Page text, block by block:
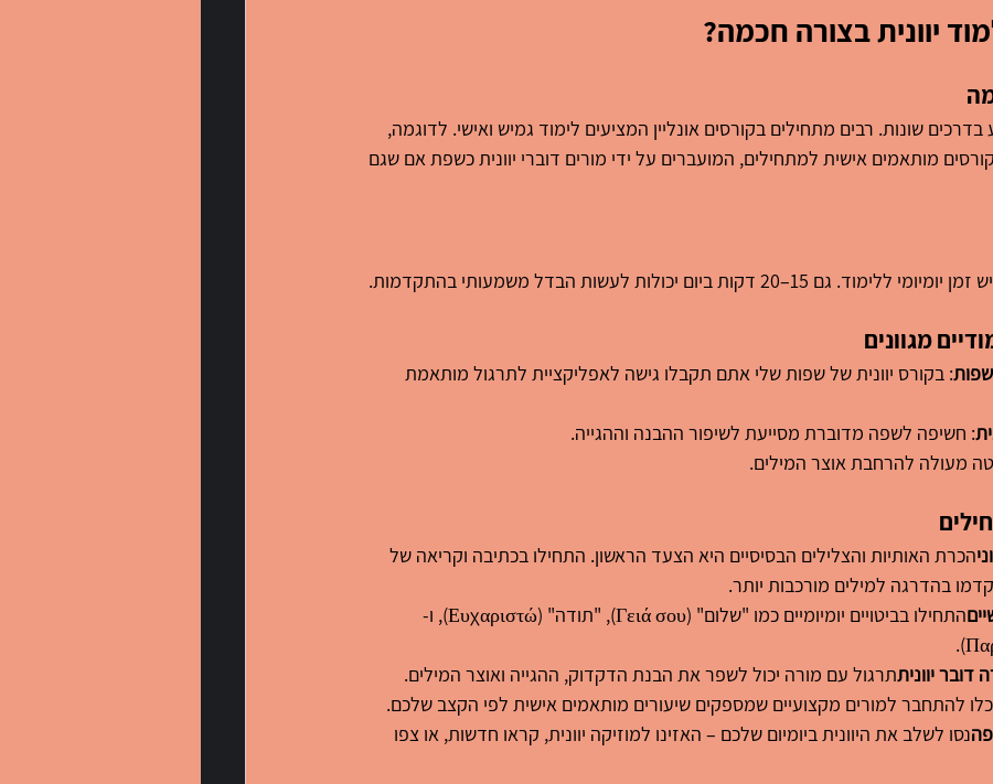
יוונית בצורה חכמה?
בדרכים שונות. רבים מתחילים בקורסים אונליין המציעים לימוד גמיש ואישי. לדוגמה,
מותאמים אישית למתחילים, המועברים על ידי מורים דוברי יוונית כשפת אם שגם
דקות ביום יכולות לעשות הבדל משמעותי בהתקדמות.
מגוונים
: בקורס יוונית של שפות שלי אתם תקבלו גישה לאפליקציית לתרגול מותאמת
: חשיפה לשפה מדוברת מסייעת לשיפור ההבנה וההגייה.
מעולה להרחבת אוצר המילים.
הכרת האותיות והצלילים הבסיסיים היא הצעד הראשון. התחילו בכתיבה וקריאה של
בהדרגה למילים מורכבות יותר.
התחילו בביטויים יומיומיים כמו "שלום" (Γειά σου), "תודה" (Ευχαριστώ), ו-
דובר יווניתתרגול עם מורה יכול לשפר את הבנת הדקדוק, ההגייה ואוצר המילים.
להתחבר למורים מקצועיים שמספקים שיעורים מותאמים אישית לפי הקצב שלכם.
נסו לשלב את היוונית ביומיום שלכם – האזינו למוזיקה יוונית, קראו חדשות, או צפו